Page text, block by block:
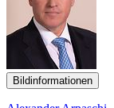
Bildinformationen